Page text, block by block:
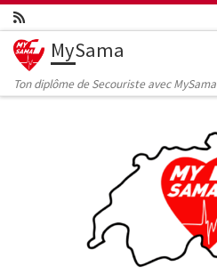
Skip to content
MySama
Ton diplôme de Secouriste avec MySama